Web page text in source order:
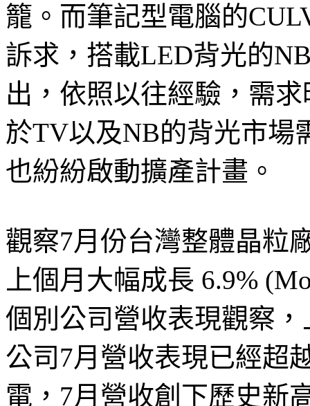
籠。而筆記型電腦的
訴求，搭載LED背光的
出，依照以往經驗，需
於TV以及NB的背光市場
也紛紛啟動擴產計畫。
觀察7月份台灣整體晶粒
上個月大幅成長 6.9%
個別公司營收表現觀察
公司7月營收表現已經超
電，7月營收創下歷史新